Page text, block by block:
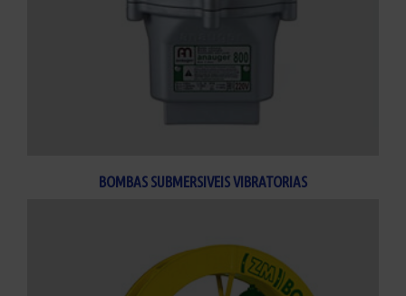
BOMBAS SUBMERSIVEIS VIBRATORIAS